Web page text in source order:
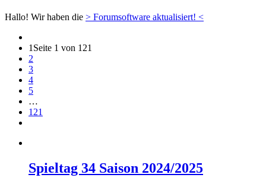
Hallo! Wir haben die > Forumsoftware aktualisiert! <
1 Seite 1 von 121
2
3
4
5
…
121
Spieltag 34 Saison 2024/2025